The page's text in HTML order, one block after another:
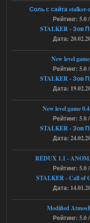
3/?r=plemwd
04.08.2026
Объединенный
STCoP WP 3.4
Stalker-Mods-
Доступно только для
04.08.2026
Объединенный Пак
STCoP WP 3.4
там есть опция
анимации нпс, я
галочку но толку ноль,
анимаций нет, может это
не известно, больше нет
кнопок по поводу
Соль с сайта stalker-
Рейтинг: 5.0
STALKER - Зов
Дата:
New level
Рейтинг: 5.0
STALKER - Зов
Дата:
New level game
Рейтинг: 5.0
STALKER - Зов
Дата:
REDUX 1.1​​​​​​​ -
Рейтинг: 5.0
STALKER - Call of
Дата:
Modified
Рейтинг: 5.0